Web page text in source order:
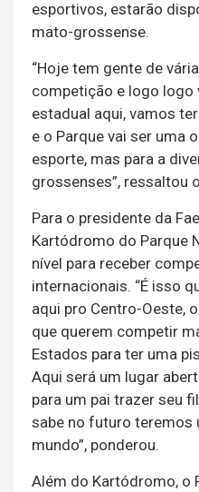
esportivos, estarão
mato-grossense.
“Hoje tem gente de
competição e logo logo
estadual aqui, vamos
e o Parque vai ser uma
esporte, mas para a
grossenses”, ressaltou
Para o presidente da
Kartódromo do Parque
nível para receber
internacionais. “É isso
aqui pro Centro-Oeste,
que querem competir
Estados para ter uma
Aqui será um lugar
para um pai trazer seu
sabe no futuro teremos
mundo”, ponderou.
Além do Kartódromo, o